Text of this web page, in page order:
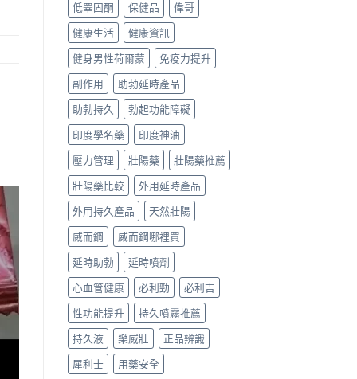
低睪固酮
保健品
偉哥
健康生活
健康資訊
健身男性荷爾蒙
免疫力提升
副作用
助勃延時產品
助勃持久
勃起功能障礙
印度學名藥
印度神油
壓力管理
壯陽藥
壯陽藥推薦
壯陽藥比較
外用延時產品
外用持久產品
天然壯陽
威而鋼
威而鋼哪裡買
延時助勃
延時噴劑
心血管健康
必利勁
必利吉
性功能提升
持久噴霧推薦
持久液
樂威壯
正品辨識
犀利士
用藥安全